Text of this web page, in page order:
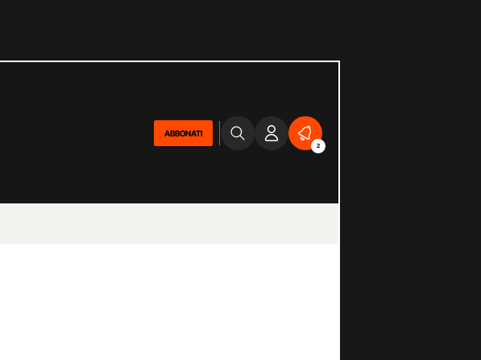
ABBONATI
2